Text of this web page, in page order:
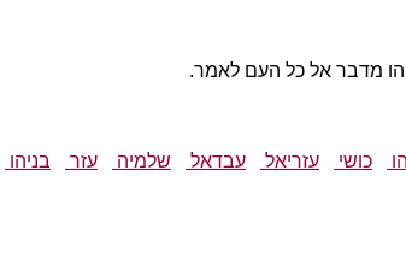
כושי עזריאל עבדאל שלמיה עזר בניהו